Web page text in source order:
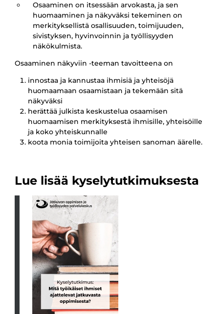
Osaaminen on itsessään arvokasta, ja sen
huomaaminen ja näkyväksi tekeminen on
merkityksellistä osallisuuden, toimijuuden,
sivistyksen, hyvinvoinnin ja työllisyyden
näkökulmista.
Osaaminen näkyviin -teeman tavoitteena on
innostaa ja kannustaa ihmisiä ja yhteisöjä
huomaamaan osaamistaan ja tekemään sitä
näkyväksi
herättää julkista keskustelua osaamisen
huomaamisen merkityksestä ihmisille, yhteisöille
ja koko yhteiskunnalle
koota monia toimijoita yhteisen sanoman äärelle.
Lue lisää kyselytutkimuksesta